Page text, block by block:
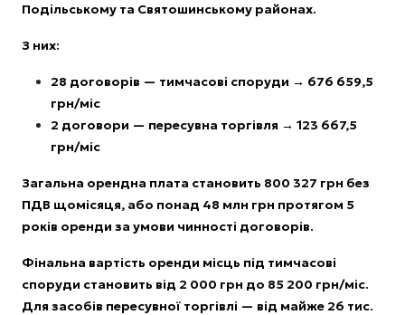
Подільському та Святошинському районах.
З них:
28 договорів — тимчасові споруди → 676 659,5
грн/міс
2 договори — пересувна торгівля → 123 667,5
грн/міс
Загальна орендна плата становить 800 327 грн без
ПДВ щомісяця, або понад 48 млн грн протягом 5
років оренди за умови чинності договорів.
Фінальна вартість оренди місць під тимчасові
споруди становить від 2 000 грн до 85 200 грн/міс.
Для засобів пересувної торгівлі — від майже 26 тис.